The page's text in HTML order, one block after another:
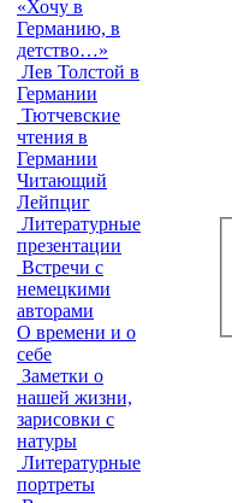
«Хочу в
Германию, в
детство…»
Лев Толстой в
Германии
Тютчевские
чтения в
Германии
Читающий
Лейпциг
Литературные
презентации
Встречи с
немецкими
авторами
О времени и о
себе
Заметки о
нашей жизни,
зарисовки с
натуры
Литературные
портреты